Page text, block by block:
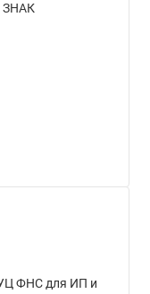
ЗНАК
ФНС для ИП и